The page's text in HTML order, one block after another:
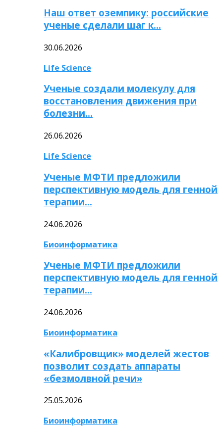
Наш ответ оземпику: российские
ученые сделали шаг к…
30.06.2026
Life Science
Ученые создали молекулу для
восстановления движения при
болезни…
26.06.2026
Life Science
Ученые МФТИ предложили
перспективную модель для генной
терапии…
24.06.2026
Биоинформатика
Ученые МФТИ предложили
перспективную модель для генной
терапии…
24.06.2026
Биоинформатика
«Калибровщик» моделей жестов
позволит создать аппараты
«безмолвной речи»
25.05.2026
Биоинформатика